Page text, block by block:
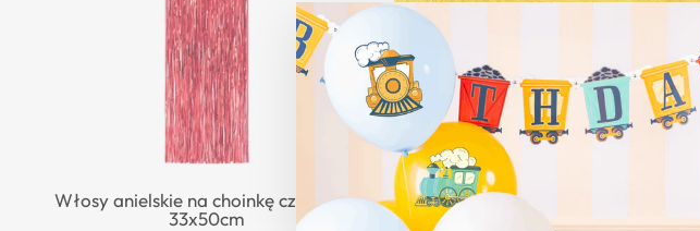
Włosy anielskie na choinkę czerwone
33x50cm
Kurtyna imprezowa złota 30x300cm